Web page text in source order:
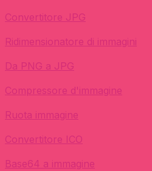
Convertitore JPG
Ridimensionatore di immagini
Da PNG a JPG
Compressore d'immagine
Ruota immagine
Convertitore ICO
Base64 a immagine